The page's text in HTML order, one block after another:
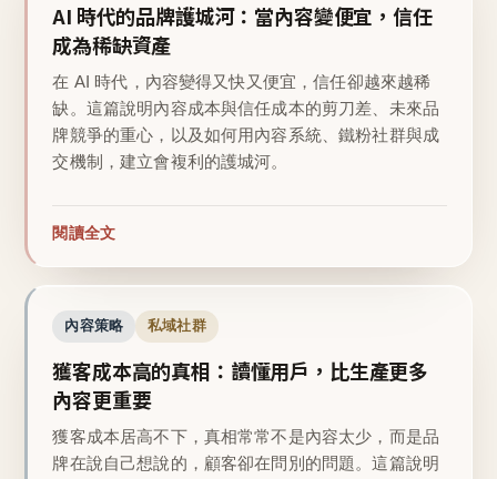
AI 時代的品牌護城河：當內容變便宜，信任
成為稀缺資產
在 AI 時代，內容變得又快又便宜，信任卻越來越稀
缺。這篇說明內容成本與信任成本的剪刀差、未來品
牌競爭的重心，以及如何用內容系統、鐵粉社群與成
交機制，建立會複利的護城河。
閱讀全文
內容策略 私域社群
獲客成本高的真相：讀懂用戶，比生產更多
內容更重要
獲客成本居高不下，真相常常不是內容太少，而是品
牌在說自己想說的，顧客卻在問別的問題。這篇說明